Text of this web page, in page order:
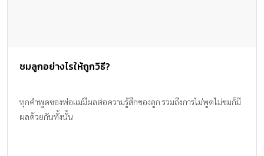
ชมลูกอย่างไรให้ถูกวิธี?
ทุกคำพูดของพ่อแม่มีผลต่อความรู้สึกของลูก รวมถึงการไม่พูดไม่ชมก็มี
ผลด้วยกันทั้งนั้น